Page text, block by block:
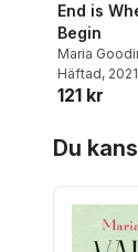
End is
Begin
Maria
Häftad, 2021
121 kr
Du